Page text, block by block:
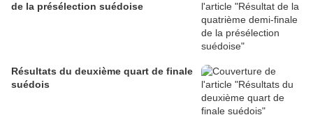
de la présélection suédoise
Résultats du deuxième quart de finale
suédois